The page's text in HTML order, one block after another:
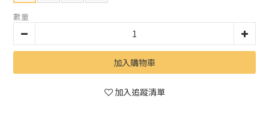
數量
加入購物車
加入追蹤清單